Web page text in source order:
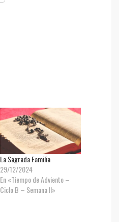
La Sagrada Familia
29/12/2024
En «Tiempo de Adviento –
Ciclo B – Semana II»